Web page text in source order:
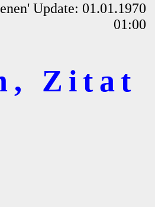
Update: 01.01.1970
01:00
Zitat